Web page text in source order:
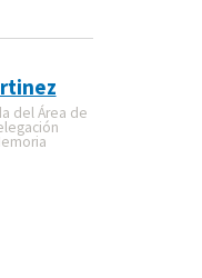
del Área de